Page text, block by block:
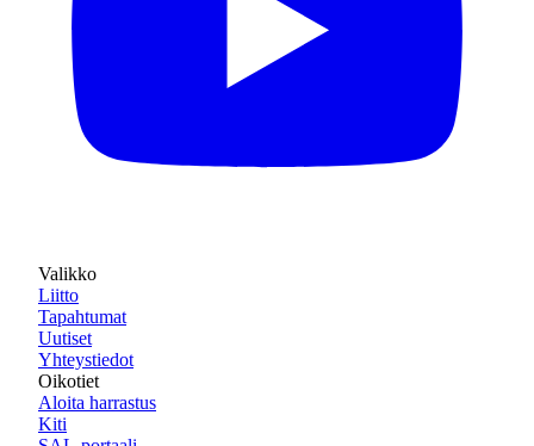
Valikko
Liitto
Tapahtumat
Uutiset
Yhteystiedot
Oikotiet
Aloita harrastus
Kiti